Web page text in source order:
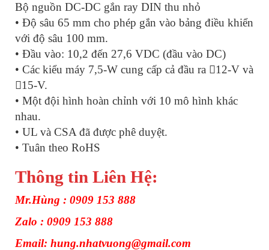
Bộ nguồn DC-DC gắn ray DIN thu nhỏ
• Độ sâu 65 mm cho phép gắn vào bảng điều khiển
với độ sâu 100 mm.
• Đầu vào: 10,2 đến 27,6 VDC (đầu vào DC)
• Các kiểu máy 7,5-W cung cấp cả đầu ra 12-V và
15-V.
• Một đội hình hoàn chỉnh với 10 mô hình khác
nhau.
• UL và CSA đã được phê duyệt.
• Tuân theo RoHS
Thông tin Liên Hệ:
Mr.Hùng : 0909 153 888
Zalo : 0909 153 888
Email: hung.nhatvuong@gmail.com